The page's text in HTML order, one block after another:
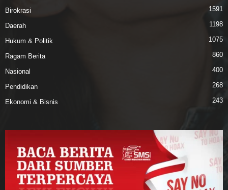
Birokrasi 1591
Daerah 1198
Hukum & Politik 1075
Ragam Berita 860
Nasional 400
Pendidikan 268
Ekonomi & Bisnis 243